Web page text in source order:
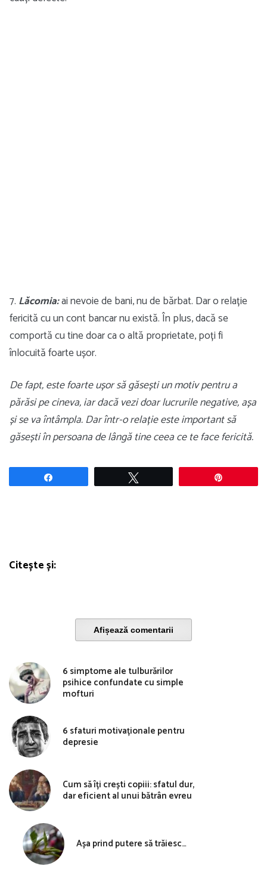
7. Lăcomia:ai nevoie de bani, nu de bărbat. Dar o relație
fericită cu un cont bancar nu există. În plus, dacă se
comportă cu tine doar ca o altă proprietate, poți fi
înlocuită foarte ușor.
De fapt, este foarte ușor să găsești un motiv pentru a
părăsi pe cineva, iar dacă vezi doar lucrurile negative, așa
și se va întâmpla. Dar într-o relație este important să
găsești în persoana de lângă tine ceea ce te face fericită.
Citește și:
Afișează comentarii
6 simptome ale tulburărilor
psihice confundate cu simple
mofturi
6 sfaturi motivaționale pentru
depresie
Cum să îți crești copiii: sfatul dur,
dar eficient al unui bătrân evreu
Așa prind putere să trăiesc…